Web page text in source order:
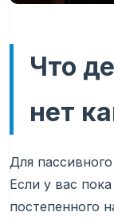
Что
нет
Для
Если у вас
постепенного